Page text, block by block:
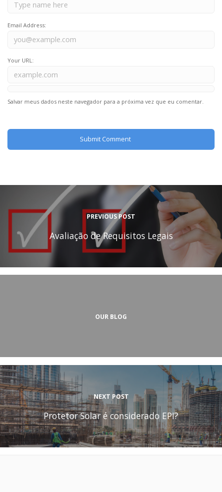
Email Address:
Your URL:
Salvar meus dados neste navegador para a próxima vez que eu comentar.
PREVIOUS POST
Avaliação de Requisitos Legais
OUR BLOG
NEXT POST
Protetor Solar é considerado EPI?